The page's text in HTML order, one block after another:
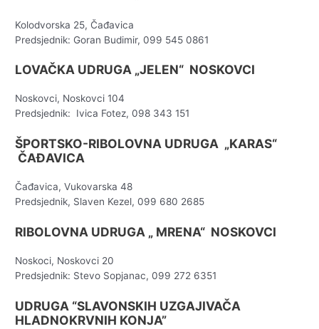
Kolodvorska 25, Čađavica
Predsjednik: Goran Budimir, 099 545 0861
LOVAČKA UDRUGA „JELEN“ NOSKOVCI
Noskovci, Noskovci 104
Predsjednik: Ivica Fotez, 098 343 151
ŠPORTSKO-RIBOLOVNA UDRUGA „KARAS“
ČAĐAVICA
Čađavica, Vukovarska 48
Predsjednik, Slaven Kezel, 099 680 2685
RIBOLOVNA UDRUGA „ MRENA“ NOSKOVCI
Noskoci, Noskovci 20
Predsjednik: Stevo Sopjanac, 099 272 6351
UDRUGA “SLAVONSKIH UZGAJIVAČA
HLADNOKRVNIH KONJA”